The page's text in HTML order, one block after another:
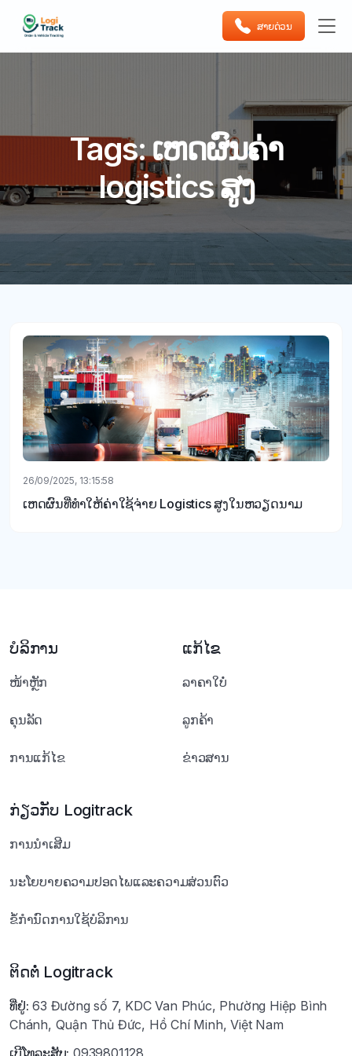
ສາຍດ່ວນ
Tags: ເຫດຜົນຄ່າ
logistics ສູງ
26/09/2025, 13:15:58
ເຫດຜົນທີ່ທໍາໃຫ້ຄ່າໃຊ້ຈ່າຍ Logistics ສູງໃນຫວຽດນາມ
ບໍລິການ
ໜ້າຫຼັກ
ຄຸນລັດ
ການແກ້ໄຂ
ແກ້ໄຂ
ລາຄາໃບໍ່
ລູກຄ້າ
ຂ່າວສານ
ກ່ຽວກັບ Logitrack
ການນໍາເສີມ
ນະໂຍບາຍຄວາມປອດໄພແລະຄວາມສ່ວນຕົວ
ຂໍ້ກໍານົດການໃຊ້ບໍລິການ
ຕິດຕໍ່ Logitrack
ທີ່ຢູ່: 63 Đường số 7, KDC Van Phúc, Phường Hiệp Bình
Chánh, Quận Thủ Đức, Hồ Chí Minh, Việt Nam
ເບີໂທລະສັບ: 0939801128